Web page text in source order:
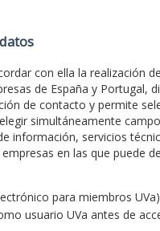
con ella la realización
de España y Portugal,
de contacto y permite
simultáneamente
información, servicios
en las que puede
para miembros
usuario UVa antes de